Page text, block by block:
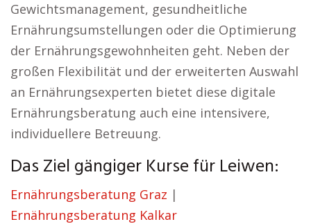
Gewichtsmanagement, gesundheitliche
Ernährungsumstellungen oder die Optimierung
der Ernährungsgewohnheiten geht. Neben der
großen Flexibilität und der erweiterten Auswahl
an Ernährungsexperten bietet diese digitale
Ernährungsberatung auch eine intensivere,
individuellere Betreuung.
Das Ziel gängiger Kurse für Leiwen:
Ernährungsberatung Graz |
Ernährungsberatung Kalkar